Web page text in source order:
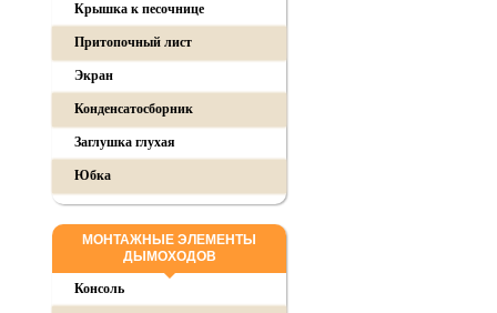
Крышка к песочнице
Притопочный лист
Экран
Конденсатосборник
Заглушка глухая
Юбка
МОНТАЖНЫЕ ЭЛЕМЕНТЫ
ДЫМОХОДОВ
Консоль